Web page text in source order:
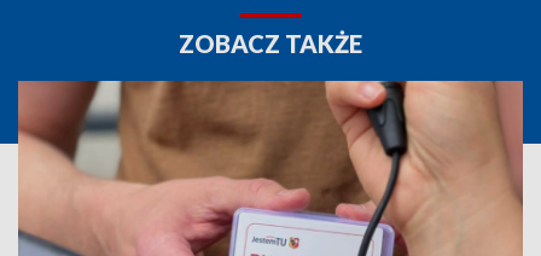
ZOBACZ TAKŻE